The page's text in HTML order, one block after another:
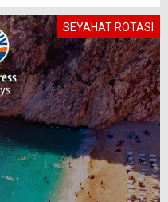
SEYAHAT ROTASI